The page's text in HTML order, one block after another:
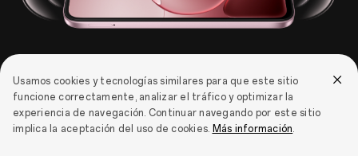
Usamos cookies y tecnologías similares para que este sitio
funcione correctamente, analizar el tráfico y optimizar la
experiencia de navegación. Continuar navegando por este sitio
implica la aceptación del uso de cookies. Más información.
Modo Exterior + Glove Touch16
Listo donde sea